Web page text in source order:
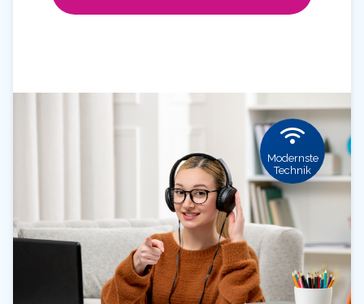
Modernste
Technik